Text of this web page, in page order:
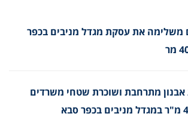
משלימה את עסקת מגדל מניבים בכפר
אבנון מתרחבת ושוכרת שטחי משרדים